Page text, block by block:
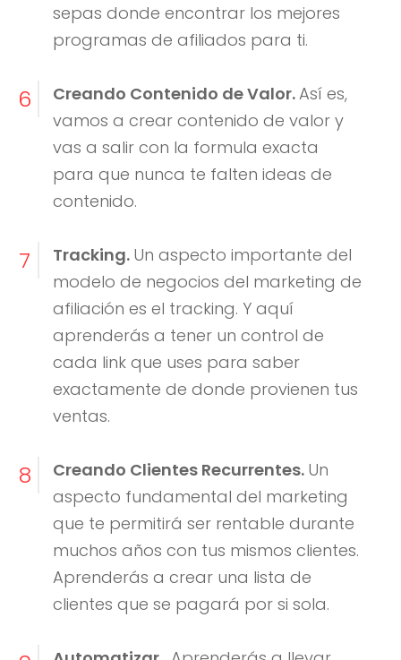
sepas donde encontrar los mejores
programas de afiliados para ti.
6 Creando Contenido de Valor.Así es,
vamos a crear contenido de valor y
vas a salir con la formula exacta
para que nunca te falten ideas de
contenido.
7 Tracking. Un aspecto importante del
modelo de negocios del marketing de
afiliación es el tracking. Y aquí
aprenderás a tener un control de
cada link que uses para saber
exactamente de donde provienen tus
ventas.
8 Creando Clientes Recurrentes. Un
aspecto fundamental del marketing
que te permitirá ser rentable durante
muchos años con tus mismos clientes.
Aprenderás a crear una lista de
clientes que se pagará por si sola.